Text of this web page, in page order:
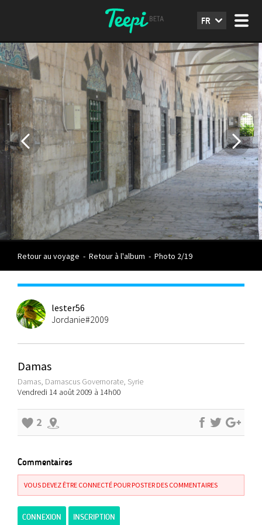
FR
Retour au voyage - Retour à l'album - Photo 2/19
lester56
Jordanie#2009
Damas
Damas, Damascus Governorate, Syrie
Vendredi 14 août 2009 à 14h00
2
Commentaires
VOUS DEVEZ ÊTRE CONNECTÉ POUR POSTER DES COMMENTAIRES
CONNEXION INSCRIPTION